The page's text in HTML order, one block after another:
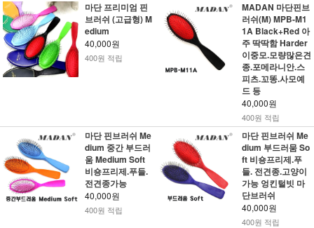
마단 프리미엄 핀
브러쉬 (고급형) M
edium
40,000원
400원 적립
MADAN 마단핀브
러쉬(M) MPB-M1
1A Black+Red 아
주 딱딱함 Harder
이중모.모량많은견
종.포메라니안.스
피츠.꼬똥.사모예
드 등
40,000원
400원 적립
마단 핀브러쉬 Me
dium 중간 부드러
움 Medium Soft
비숑프리제.푸들.
전견종가능
40,000원
400원 적립
마단 핀브러쉬 Me
dium 부드러뭄 So
ft 비숑프리제.푸
들. 전견종.고양이
가능 엉킨털빗 마
단브러쉬
40,000원
400원 적립